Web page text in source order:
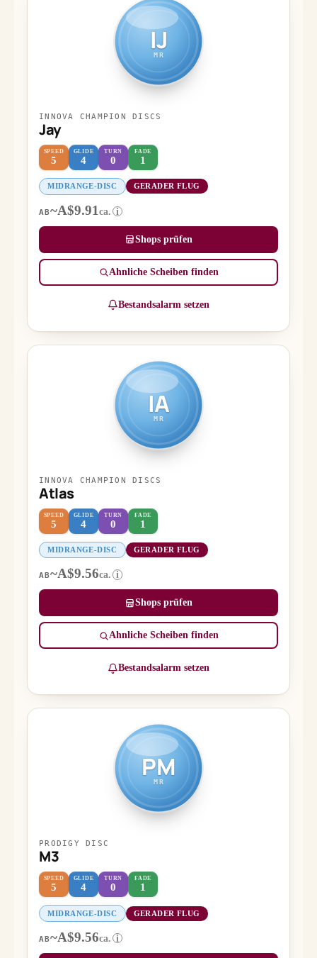
IJ
MR
INNOVA CHAMPION DISCS
Jay
SPEED
5
GLIDE
4
TURN
0
FADE
1
MIDRANGE-DISC GERADER FLUG
AB~A$9.91ca. i
Shops prüfen
Ähnliche Scheiben finden
Bestandsalarm setzen
IA
MR
INNOVA CHAMPION DISCS
Atlas
SPEED
5
GLIDE
4
TURN
0
FADE
1
MIDRANGE-DISC GERADER FLUG
AB~A$9.56ca. i
Shops prüfen
Ähnliche Scheiben finden
Bestandsalarm setzen
PM
MR
PRODIGY DISC
M3
SPEED
5
GLIDE
4
TURN
0
FADE
1
MIDRANGE-DISC GERADER FLUG
AB~A$9.56ca. i